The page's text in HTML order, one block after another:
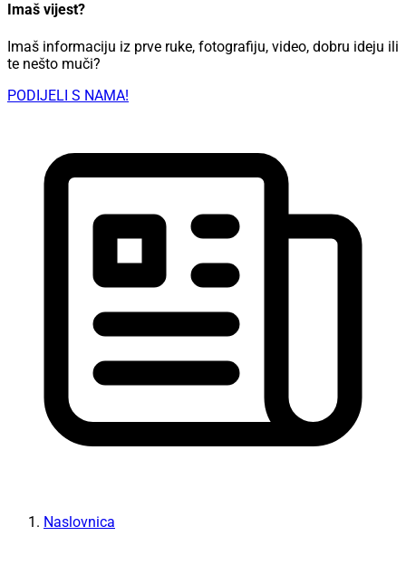
Imaš vijest?
Imaš informaciju iz prve ruke, fotografiju, video, dobru ideju ili
te nešto muči?
PODIJELI S NAMA!
Naslovnica